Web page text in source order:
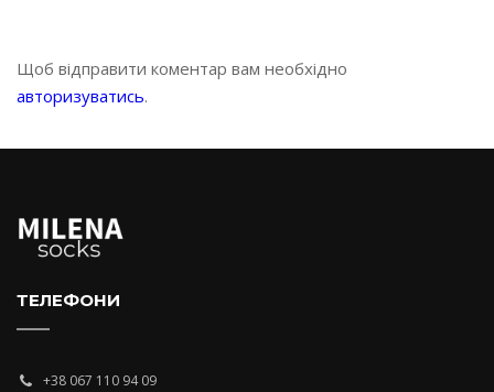
Щоб відправити коментар вам необхідно
авторизуватись.
ТЕЛЕФОНИ
+38 067 110 94 09